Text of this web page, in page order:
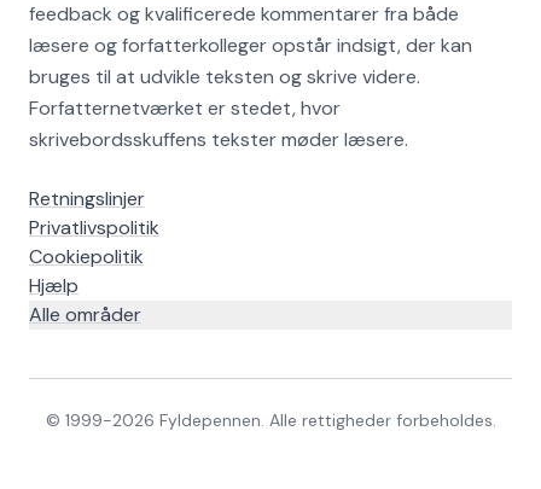
feedback og kvalificerede kommentarer fra både
læsere og forfatterkolleger opstår indsigt, der kan
bruges til at udvikle teksten og skrive videre.
Forfatternetværket er stedet, hvor
skrivebordsskuffens tekster møder læsere.
Retningslinjer
Privatlivspolitik
Cookiepolitik
Hjælp
Alle områder
© 1999-2026 Fyldepennen. Alle rettigheder forbeholdes.